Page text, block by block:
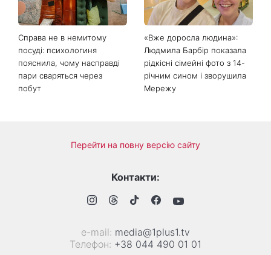
пари сваряться через
Людмила Барбір показала
річним сином і зворушила